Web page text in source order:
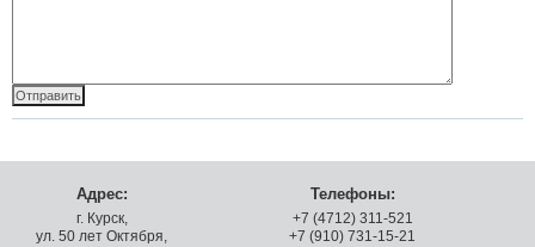
Адрес:
г. Курск,
ул. 50 лет Октября,
Телефоны:
+7 (4712) 311-521
+7 (910) 731-15-21